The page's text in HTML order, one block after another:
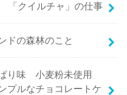
クイルチャ」の仕事
ドの森林のこと
ぱり味 小麦粉未使用
プルなチョコレートケ